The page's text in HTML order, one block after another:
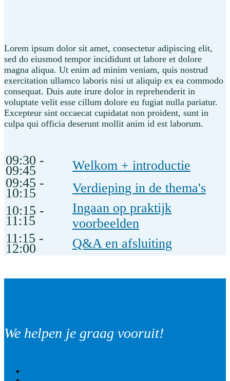
Lorem ipsum dolor sit amet, consectetur adipiscing elit,
sed do eiusmod tempor incididunt ut labore et dolore
magna aliqua. Ut enim ad minim veniam, quis nostrud
exercitation ullamco laboris nisi ut aliquip ex ea commodo
consequat. Duis aute irure dolor in reprehenderit in
voluptate velit esse cillum dolore eu fugiat nulla pariatur.
Excepteur sint occaecat cupidatat non proident, sunt in
culpa qui officia deserunt mollit anim id est laborum.
09:30 -
09:45
Welkom + introductie
09:45 -
10:15
Verdieping in de thema's
10:15 -
11:15
Ingaan op praktijk
voorbeelden
11:15 -
12:00 Q&A en afsluiting
We helpen je graag vooruit!